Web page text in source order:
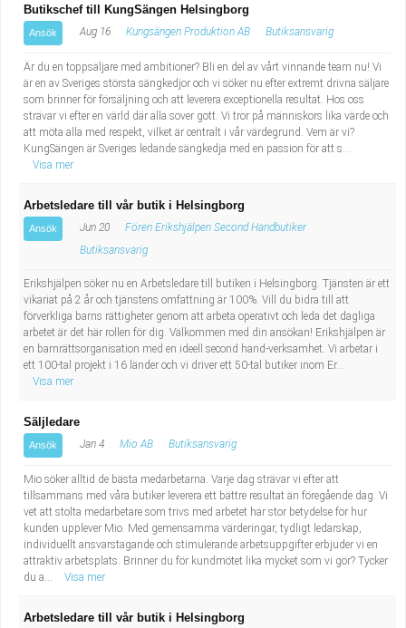
Butikschef till KungSängen Helsingborg
Ansök Aug 16 Kungsängen Produktion AB Butiksansvarig
Är du en toppsäljare med ambitioner? Bli en del av vårt vinnande team nu! Vi
är en av Sveriges största sängkedjor och vi söker nu efter extremt drivna säljare
som brinner för försäljning och att leverera exceptionella resultat. Hos oss
strävar vi efter en värld där alla sover gott. Vi tror på människors lika värde och
att möta alla med respekt, vilket är centralt i vår värdegrund. Vem är vi?
KungSängen är Sveriges ledande sängkedja med en passion för att s...
Visa mer
Arbetsledare till vår butik i Helsingborg
Ansök Jun 20
Fören Erikshjälpen Second Handbutiker
Butiksansvarig
Erikshjälpen söker nu en Arbetsledare till butiken i Helsingborg. Tjänsten är ett
vikariat på 2 år och tjänstens omfattning är 100%. Vill du bidra till att
förverkliga barns rättigheter genom att arbeta operativt och leda det dagliga
arbetet är det här rollen för dig. Välkommen med din ansökan! Erikshjälpen är
en barnrättsorganisation med en ideell second hand-verksamhet. Vi arbetar i
ett 100-tal projekt i 16 länder och vi driver ett 50-tal butiker inom Er...
Visa mer
Säljledare
Ansök Jan 4 Mio AB Butiksansvarig
Mio söker alltid de bästa medarbetarna. Varje dag strävar vi efter att
tillsammans med våra butiker leverera ett bättre resultat än föregående dag. Vi
vet att stolta medarbetare som trivs med arbetet har stor betydelse för hur
kunden upplever Mio. Med gemensamma värderingar, tydligt ledarskap,
individuellt ansvarstagande och stimulerande arbetsuppgifter erbjuder vi en
attraktiv arbetsplats. Brinner du för kundmötet lika mycket som vi gör? Tycker
du a...
Visa mer
Arbetsledare till vår butik i Helsingborg